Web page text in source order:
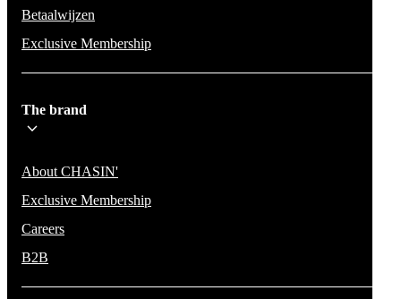
Betaalwijzen
Exclusive Membership
The brand
About CHASIN'
Exclusive Membership
Careers
B2B